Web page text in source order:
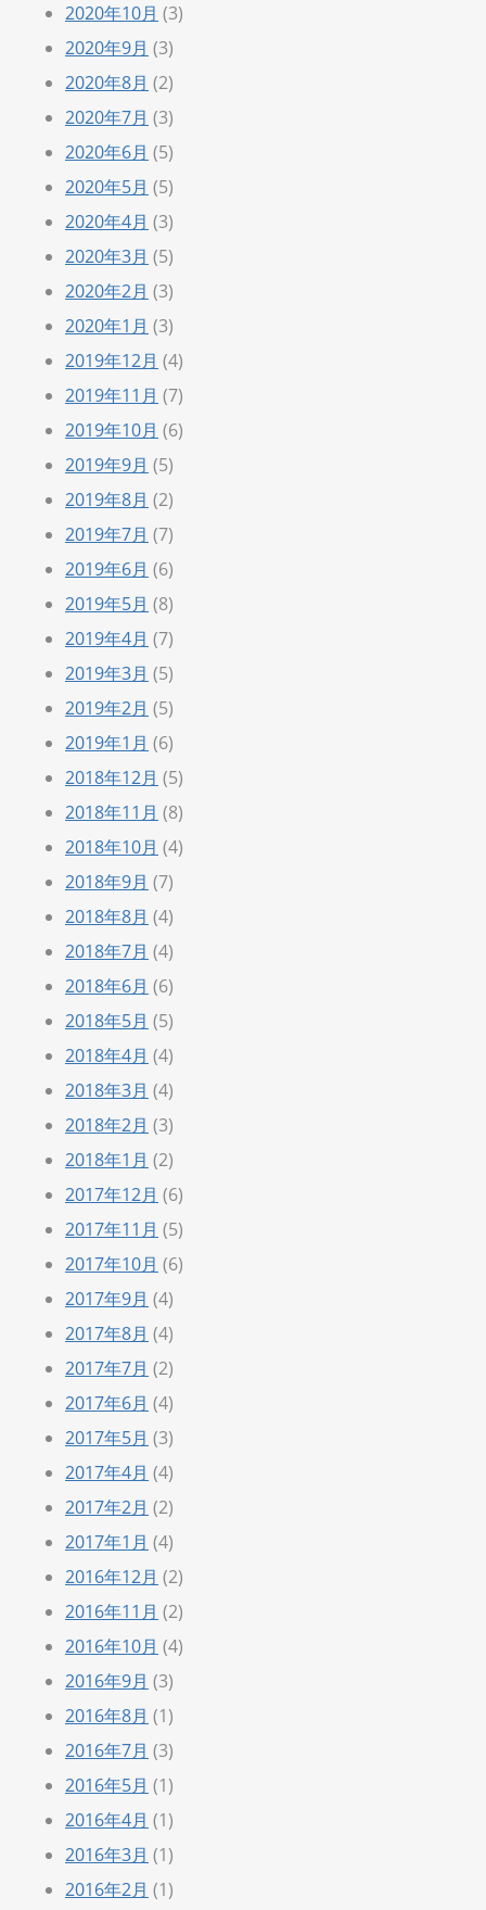
2020年10月 (3)
2020年9月 (3)
2020年8月 (2)
2020年7月 (3)
2020年6月 (5)
2020年5月 (5)
2020年4月 (3)
2020年3月 (5)
2020年2月 (3)
2020年1月 (3)
2019年12月 (4)
2019年11月 (7)
2019年10月 (6)
2019年9月 (5)
2019年8月 (2)
2019年7月 (7)
2019年6月 (6)
2019年5月 (8)
2019年4月 (7)
2019年3月 (5)
2019年2月 (5)
2019年1月 (6)
2018年12月 (5)
2018年11月 (8)
2018年10月 (4)
2018年9月 (7)
2018年8月 (4)
2018年7月 (4)
2018年6月 (6)
2018年5月 (5)
2018年4月 (4)
2018年3月 (4)
2018年2月 (3)
2018年1月 (2)
2017年12月 (6)
2017年11月 (5)
2017年10月 (6)
2017年9月 (4)
2017年8月 (4)
2017年7月 (2)
2017年6月 (4)
2017年5月 (3)
2017年4月 (4)
2017年2月 (2)
2017年1月 (4)
2016年12月 (2)
2016年11月 (2)
2016年10月 (4)
2016年9月 (3)
2016年8月 (1)
2016年7月 (3)
2016年5月 (1)
2016年4月 (1)
2016年3月 (1)
2016年2月 (1)